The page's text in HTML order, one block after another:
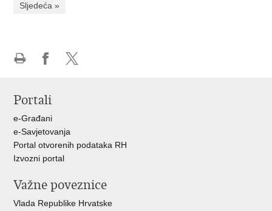
Sljedeća »
Facebooku
Portali
e-Građani
e-Savjetovanja
Portal otvorenih podataka RH
Izvozni portal
Važne poveznice
Vlada Republike Hrvatske